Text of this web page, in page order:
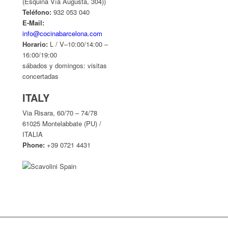
Teléfono: 932 053 040
E-Mail:
info@cocinabarcelona.com
Horario: L / V–10:00/14:00 –
16:00/19:00
sábados y domingos: visitas
concertadas
ITALY
Via Risara, 60/70 – 74/78
61025 Montelabbate (PU) /
ITALIA
Phone: +39 0721 4431